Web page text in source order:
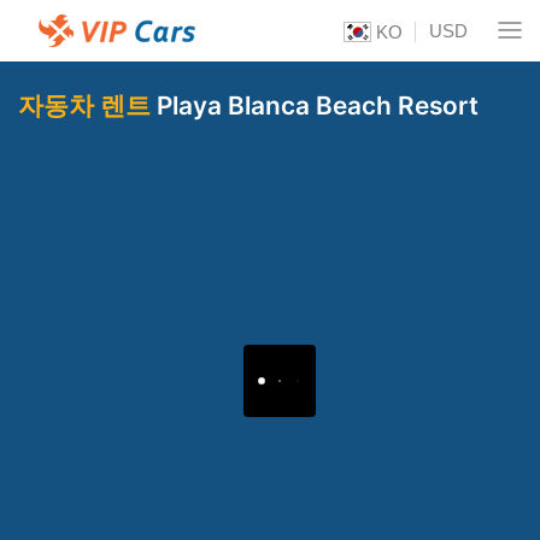
KO USD
자동차 렌트 Playa Blanca Beach Resort